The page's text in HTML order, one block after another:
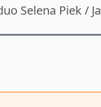
Selena Piek /